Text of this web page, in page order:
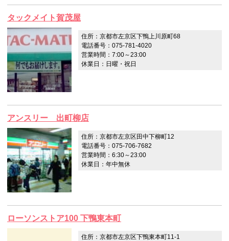
タックメイト賀茂屋
住所：京都市左京区下鴨上川原町68
電話番号：075-781-4020
営業時間：7:00～23:00
休業日：日曜・祝日
アンスリー 出町柳店
住所：京都市左京区田中下柳町12
電話番号：075-706-7682
営業時間：6:30～23:00
休業日：年中無休
ローソンストア100 下鴨東本町
住所：京都市左京区下鴨東本町11‐1